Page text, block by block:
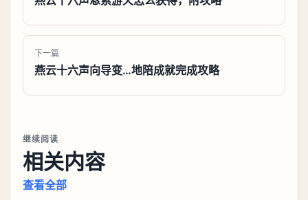
下一篇
燕云十六声向导变…地陪成就完成攻略
继续阅读
相关内容
查看全部